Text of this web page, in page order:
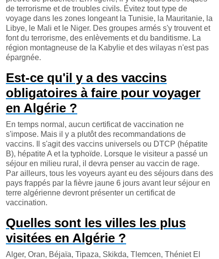
de terrorisme et de troubles civils. Évitez tout type de
voyage dans les zones longeant la Tunisie, la Mauritanie, la
Libye, le Mali et le Niger. Des groupes armés s'y trouvent et
font du terrorisme, des enlèvements et du banditisme. La
région montagneuse de la Kabylie et des wilayas n'est pas
épargnée.
Est-ce qu'il y a des vaccins
obligatoires à faire pour voyager
en Algérie ?
En temps normal, aucun certificat de vaccination ne
s'impose. Mais il y a plutôt des recommandations de
vaccins. Il s'agit des vaccins universels ou DTCP (hépatite
B), hépatite A et la typhoïde. Lorsque le visiteur a passé un
séjour en milieu rural, il devra penser au vaccin de rage.
Par ailleurs, tous les voyeurs ayant eu des séjours dans des
pays frappés par la fièvre jaune 6 jours avant leur séjour en
terre algérienne devront présenter un certificat de
vaccination.
Quelles sont les villes les plus
visitées en Algérie ?
Alger, Oran, Béjaïa, Tipaza, Skikda, Tlemcen, Théniet El